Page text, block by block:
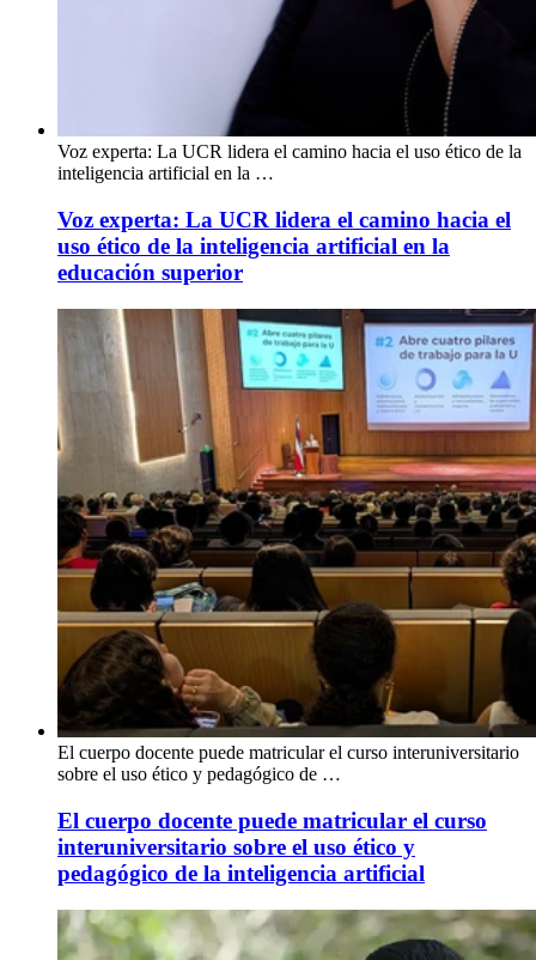
Voz experta: La UCR lidera el camino hacia el uso ético de la
inteligencia artificial en la …
Voz experta: La UCR lidera el camino hacia el
uso ético de la inteligencia artificial en la
educación superior
El cuerpo docente puede matricular el curso interuniversitario
sobre el uso ético y pedagógico de …
El cuerpo docente puede matricular el curso
interuniversitario sobre el uso ético y
pedagógico de la inteligencia artificial